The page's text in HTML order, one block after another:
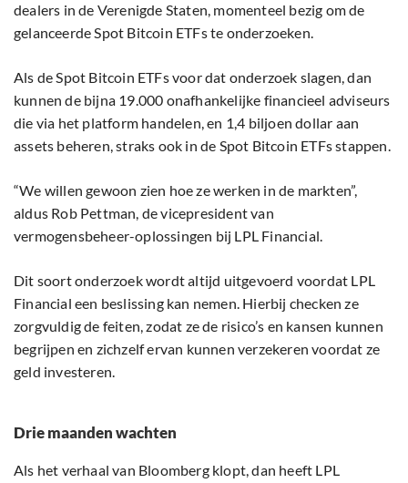
dealers in de Verenigde Staten, momenteel bezig om de
gelanceerde Spot Bitcoin ETFs te onderzoeken.
Als de Spot Bitcoin ETFs voor dat onderzoek slagen, dan
kunnen de bijna 19.000 onafhankelijke financieel adviseurs
die via het platform handelen, en 1,4 biljoen dollar aan
assets beheren, straks ook in de Spot Bitcoin ETFs stappen.
“We willen gewoon zien hoe ze werken in de markten”,
aldus Rob Pettman, de vicepresident van
vermogensbeheer-oplossingen bij LPL Financial.
Dit soort onderzoek wordt altijd uitgevoerd voordat LPL
Financial een beslissing kan nemen. Hierbij checken ze
zorgvuldig de feiten, zodat ze de risico’s en kansen kunnen
begrijpen en zichzelf ervan kunnen verzekeren voordat ze
geld investeren.
Drie maanden wachten
Als het verhaal van Bloomberg klopt, dan heeft LPL